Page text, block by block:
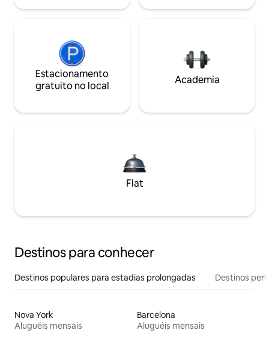
Estacionamento
gratuito no local
Academia
Flat
Destinos para conhecer
Destinos populares para estadias prolongadas Destinos
Nova York
Aluguéis mensais
Barcelona
Aluguéis mensais